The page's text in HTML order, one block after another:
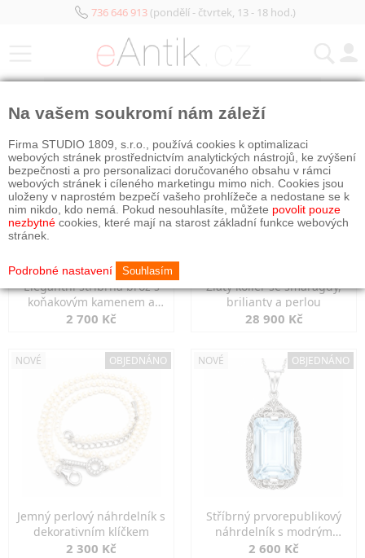
736 646 913(pondělí - čtvrtek, 13 - 18 hod.)
Elegantní stříbrná brož s
koňakovým kamenem a
markazity
2 700 Kč
Zlatý kolier se smaragdy,
brilianty a perlou
28 900 Kč
NOVÉ OBJEDNÁNO
Jemný perlový náhrdelník s
dekorativním klíčkem
2 300 Kč
NOVÉ OBJEDNÁNO
Stříbrný prvorepublikový
náhrdelník s modrým
spinelem
2 600 Kč
Na vašem soukromí nám záleží
Firma STUDIO 1809, s.r.o., používá cookies k optimalizaci
webových stránek prostřednictvím analytických nástrojů, ke zvýšení
bezpečnosti a pro personalizaci doručovaného obsahu v rámci
webových stránek i cíleného marketingu mimo nich. Cookies jsou
uloženy v naprostém bezpečí vašeho prohlížeče a nedostane se k
nim nikdo, kdo nemá. Pokud nesouhlasíte, můžete povolit pouze
nezbytné cookies, které mají na starost základní funkce webových
stránek.
Podrobné nastavení Souhlasím